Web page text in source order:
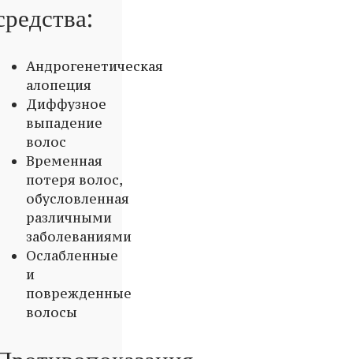
Андрогенетическая
алопеция
Диффузное
выпадение
волос
Временная
потеря волос,
обусловленная
различными
заболеваниями
Ослабленные
и
поврежденные
волосы